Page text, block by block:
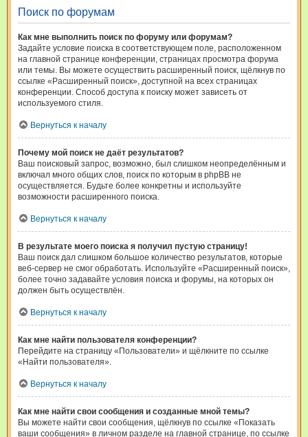
Поиск по форумам
Как мне выполнить поиск по форуму или форумам?
Задайте условие поиска в соответствующем поле, расположенном
на главной странице конференции, страницах просмотра форума
или темы. Вы можете осуществить расширенный поиск, щёлкнув по
ссылке «Расширенный поиск», доступной на всех страницах
конференции. Способ доступа к поиску может зависеть от
используемого стиля.
Вернуться к началу
Почему мой поиск не даёт результатов?
Ваш поисковый запрос, возможно, был слишком неопределённым и
включал много общих слов, поиск по которым в phpBB не
осуществляется. Будьте более конкретны и используйте
возможности расширенного поиска.
Вернуться к началу
В результате моего поиска я получил пустую страницу!
Ваш поиск дал слишком большое количество результатов, которые
веб-сервер не смог обработать. Используйте «Расширенный поиск»,
более точно задавайте условия поиска и форумы, на которых он
должен быть осуществлён.
Вернуться к началу
Как мне найти пользователя конференции?
Перейдите на страницу «Пользователи» и щёлкните по ссылке
«Найти пользователя».
Вернуться к началу
Как мне найти свои сообщения и созданные мной темы?
Вы можете найти свои сообщения, щёлкнув по ссылке «Показать
ваши сообщения» в личном разделе на главной странице, по ссылке